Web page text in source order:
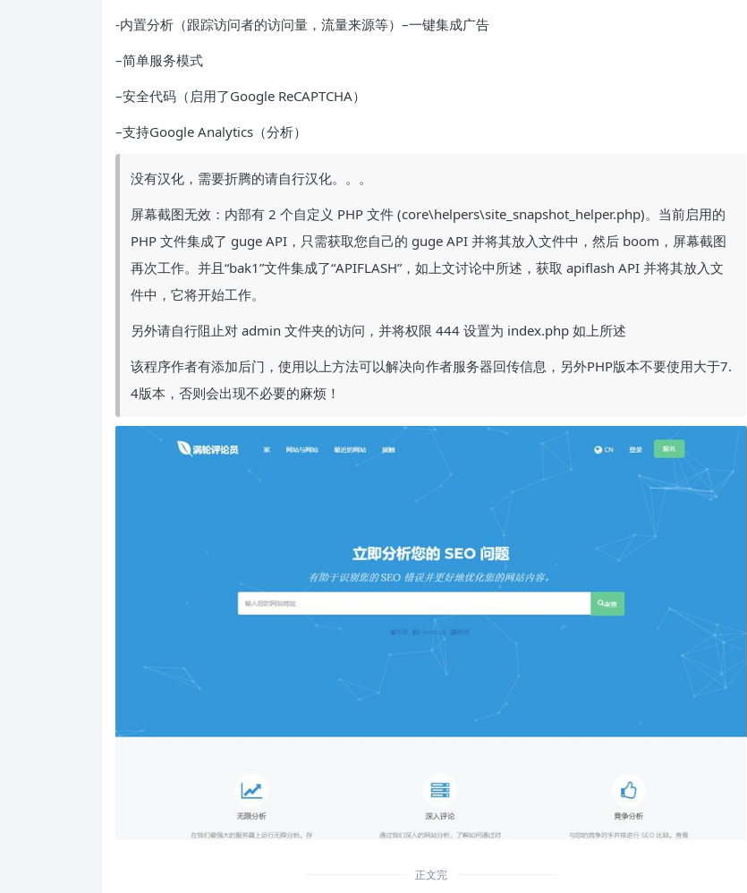
-内置分析（跟踪访问者的访问量，流量来源等）–一键集成广告
–简单服务模式
–安全代码（启用了Google ReCAPTCHA）
–支持Google Analytics（分析）
没有汉化，需要折腾的请自行汉化。。。
屏幕截图无效：内部有 2 个自定义 PHP 文件 (core\helpers\site_snapshot_helper.php)。当前启用的
PHP 文件集成了 guge API，只需获取您自己的 guge API 并将其放入文件中，然后 boom，屏幕截图
再次工作。并且“bak1”文件集成了“APIFLASH”，如上文讨论中所述，获取 apiflash API 并将其放入文
件中，它将开始工作。
另外请自行阻止对 admin 文件夹的访问，并将权限 444 设置为 index.php 如上所述
该程序作者有添加后门，使用以上方法可以解决向作者服务器回传信息，另外PHP版本不要使用大于7.
4版本，否则会出现不必要的麻烦！
正文完